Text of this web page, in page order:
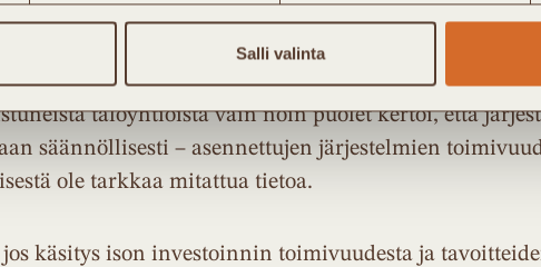
Salli valinta
toimintaa seurattava aktiivisesti
on järjestelmän toiminnan aktiivinen
taloyhtiöistä vain noin puolet kertoi, että
säännöllisesti – asennettujen järjestelmien
ole tarkkaa mitattua tietoa.
käsitys ison investoinnin toimivuudesta ja